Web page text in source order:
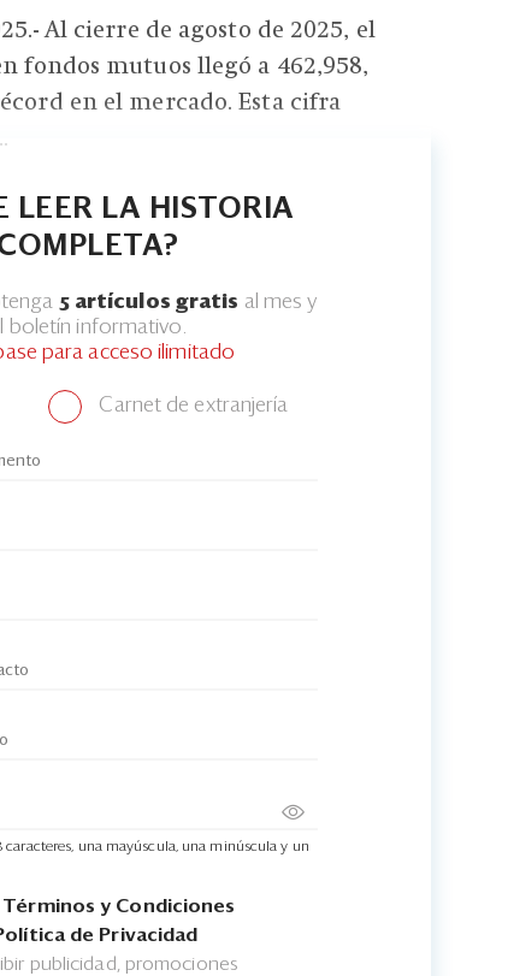
Al cierre de agosto de 2025, el
fondos mutuos llegó a 462,958,
en el mercado. Esta cifra
LEER LA HISTORIA
5 artículos gratis al mes y
boletín informativo.
para acceso ilimitado
Carnet de extranjería
caracteres, una mayúscula, una minúscula y un
Términos y Condiciones
de Privacidad
publicidad, promociones